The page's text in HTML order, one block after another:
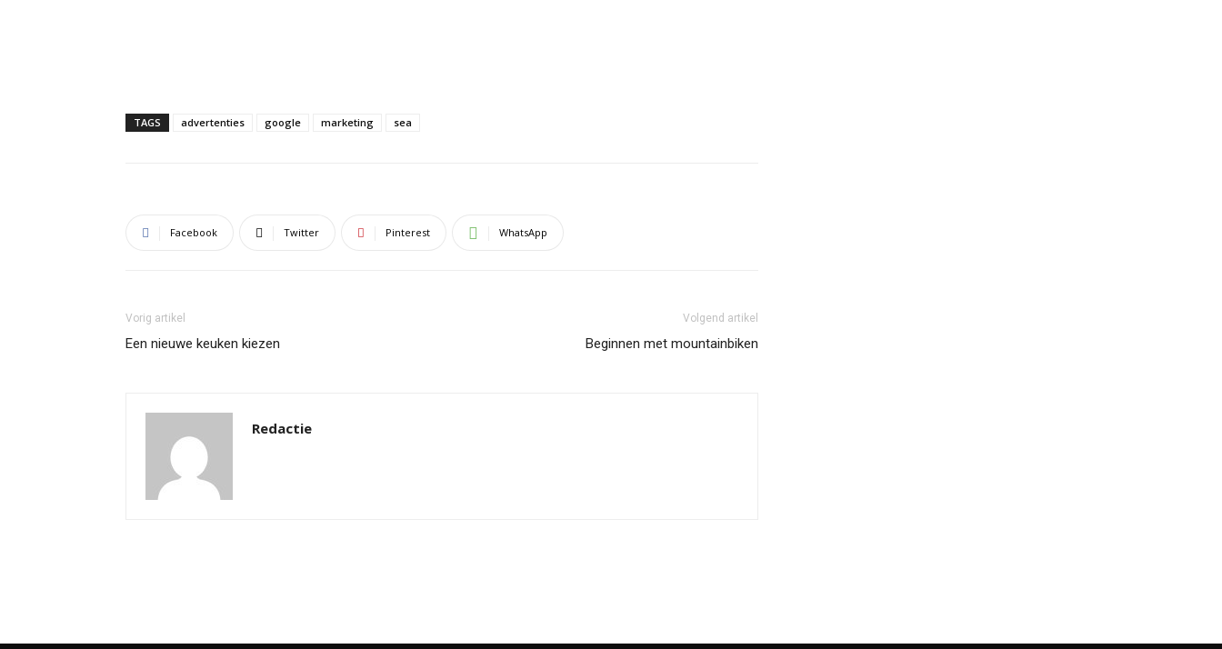
TAGS advertenties google marketing sea
Facebook Twitter Pinterest WhatsApp
Vorig artikel
Een nieuwe keuken kiezen
Volgend artikel
Beginnen met mountainbiken
Redactie